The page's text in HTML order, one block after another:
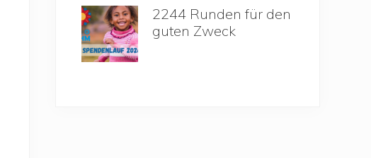
2244 Runden für den
guten Zweck